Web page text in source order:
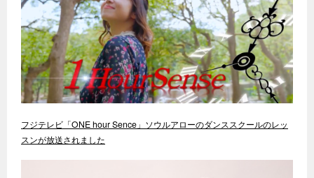
フジテレビ「ONE hour Sence」ソウルアローのダンススクールのレッ
スンが放送されました